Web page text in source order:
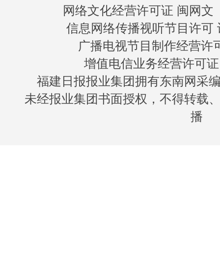
网络文化经营许可证 闽网文
信息网络传播视听节目许可
广播电视节目制作经营许
增值电信业务经营许可
福建日报报业集团拥有东南网采
未经报业集团书面授权，不得转载
播